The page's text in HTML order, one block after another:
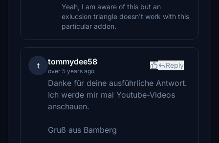
Yeah, I am aware of this but an
exlucsion triangle doesn't work with this
particular addon.
t tommydee58
over 5 years ago
Reply
Danke für deine ausführliche Antwort.
Ich werde mir mal Youtube-Videos
anschauen.
Gruß aus Bamberg